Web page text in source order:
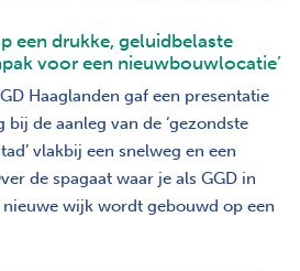
een drukke, geluidbelaste
voor een nieuwbouwlocatie’
Haaglanden gaf een presentatie
bij de aanleg van de ‘gezondste
vlakbij een snelweg en een
de spagaat waar je als GGD in
wijk wordt gebouwd op een